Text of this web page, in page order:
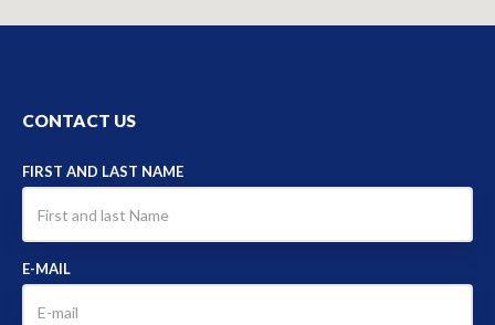
CONTACT US
FIRST AND LAST NAME
E-MAIL